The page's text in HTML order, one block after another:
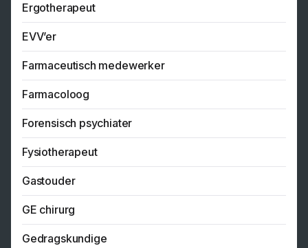
Ergotherapeut
EVV’er
Farmaceutisch medewerker
Farmacoloog
Forensisch psychiater
Fysiotherapeut
Gastouder
GE chirurg
Gedragskundige